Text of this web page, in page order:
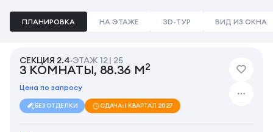
ПЛАНИРОВКА НА ЭТАЖЕ 3D-ТУР ВИД ИЗ ОКНА
СЕКЦИЯ 2.4 ЭТАЖ 12 | 25
3 КОМНАТЫ, 88.36 М2
Цена по запросу
БЕЗ ОТДЕЛКИ СДАЧА: I КВАРТАЛ 2027